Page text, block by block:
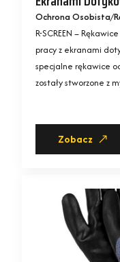
Ochrona Osobista
R-SCREEN –
pracy z ekranami
specjalne rękawice
zostały stworzone z
Zobacz